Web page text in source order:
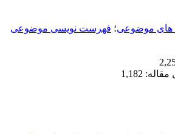
های موضوعی؛ فهرست نویسی موضوعی
1,182